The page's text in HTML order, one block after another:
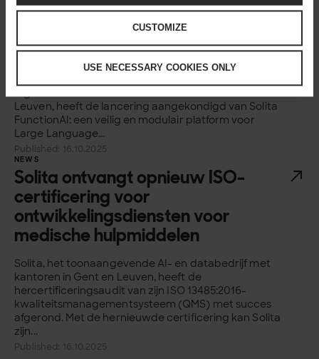
CUSTOMIZE
USE NECESSARY COOKIES ONLY
Solita lanceert met FunctionAI
veilig en modulair LLM-platform
voor klanten
Leuven, heeft de lancering aangekondigd van Solita
FunctionAI: een veilig en modulair platform voor
Large Language...
Published: 16.10.2025
NEWS
Solita ontvangt opnieuw ISO-
certificering voor
ontwikkelingsdiensten voor
medische hulpmiddelen
Solita, het toonaangevende AI- en databedrijf met
kantoren in Gent en Leuven, heeft de
hercertificeringsaudit van zijn ISO 13485:2016-
kwaliteitsmanagementsysteem (QMS) met succes
afgerond. Met de hernieuwde certificering kan Solita
zijn...
Published: 16.10.2025